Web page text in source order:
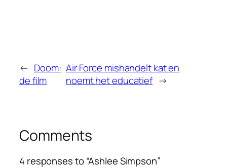
← Doom:
de film
Air Force mishandelt kat en
noemt het educatief →
Comments
4 responses to “Ashlee Simpson”